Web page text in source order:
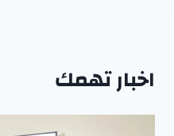
اخبار تهمك